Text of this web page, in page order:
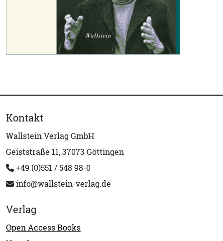
Kontakt
Wallstein Verlag GmbH
Geiststraße 11, 37073 Göttingen
+49 (0)551 / 548 98-0
info@wallstein-verlag.de
Verlag
Open Access Books